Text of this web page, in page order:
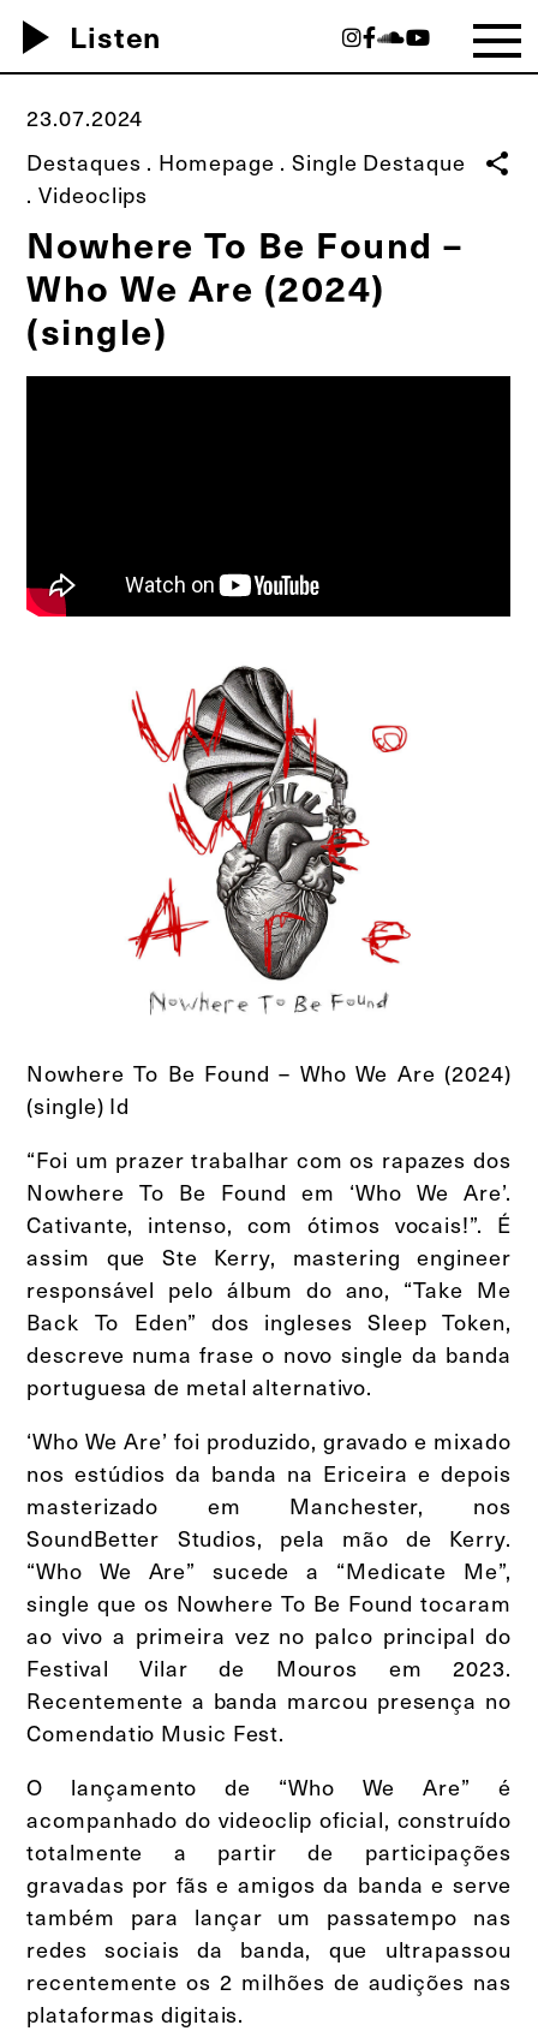
play_arrow Listen
23.07.2024
Destaques . Homepage .Single Destaque
.Videoclips
share
Nowhere To Be Found –
Who We Are (2024)
(single)
Nowhere To Be Found – Who We Are (2024)
(single) Id
“Foi um prazer trabalhar com os rapazes dos
Nowhere To Be Found em ‘Who We Are’.
Cativante, intenso, com ótimos vocais!”. É
assim que Ste Kerry, mastering engineer
responsável pelo álbum do ano, “Take Me
Back To Eden” dos ingleses Sleep Token,
descreve numa frase o novo single da banda
portuguesa de metal alternativo.
‘Who We Are’ foi produzido, gravado e mixado
nos estúdios da banda na Ericeira e depois
masterizado em Manchester, nos
SoundBetter Studios, pela mão de Kerry.
“Who We Are” sucede a “Medicate Me”,
single que os Nowhere To Be Found tocaram
ao vivo a primeira vez no palco principal do
Festival Vilar de Mouros em 2023.
Recentemente a banda marcou presença no
Comendatio Music Fest.
O lançamento de “Who We Are” é
acompanhado do videoclip oficial, construído
totalmente a partir de participações
gravadas por fãs e amigos da banda e serve
também para lançar um passatempo nas
redes sociais da banda, que ultrapassou
recentemente os 2 milhões de audições nas
plataformas digitais.